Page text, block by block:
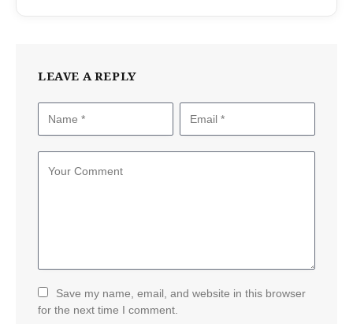
LEAVE A REPLY
Save my name, email, and website in this browser
for the next time I comment.